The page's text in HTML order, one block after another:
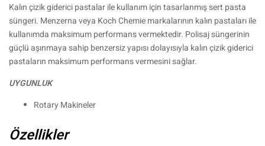
Kalın çizik giderici pastalar ile kullanım için tasarlanmış sert pasta
süngeri. Menzerna veya Koch Chemie markalarının kalın pastaları ile
kullanımda maksimum performans vermektedir. Polisaj süngerinin
güçlü aşınmaya sahip benzersiz yapısı dolayısıyla kalın çizik giderici
pastaların maksimum performans vermesini sağlar.
UYGUNLUK
Rotary Makineler
Özellikler